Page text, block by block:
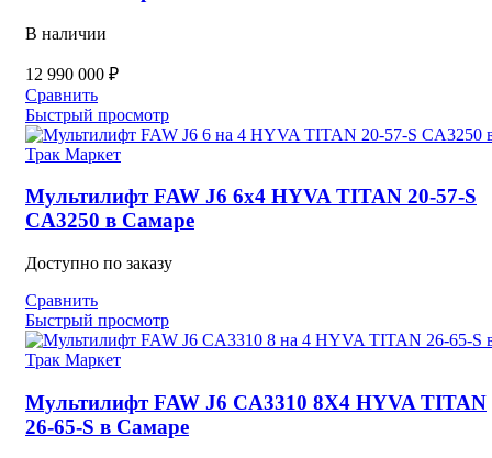
В наличии
12 990 000 ₽
Сравнить
Быстрый просмотр
Мультилифт FAW J6 6х4 HYVA TITAN 20-57-S
CA3250 в Самаре
Доступно по заказу
Сравнить
Быстрый просмотр
Мультилифт FAW J6 CA3310 8Х4 HYVA TITAN
26-65-S в Самаре